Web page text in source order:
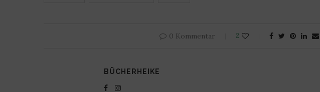
0 Kommentar 2
BÜCHERHEIKE